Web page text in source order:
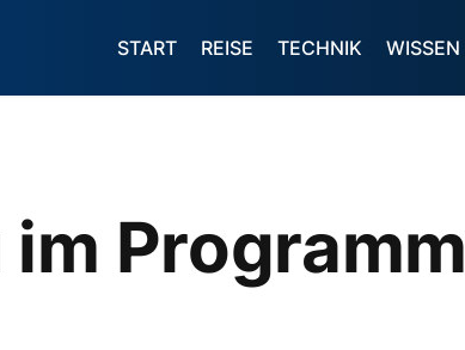
START REISE TECHNIK WISSEN
Programm